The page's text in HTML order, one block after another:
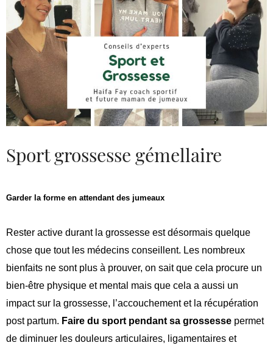
Sport grossesse gémellaire
Garder la forme en attendant des jumeaux
Rester active durant la grossesse est désormais quelque
chose que tout les médecins conseillent. Les nombreux
bienfaits ne sont plus à prouver, on sait que cela procure un
bien-être physique et mental mais que cela a aussi un
impact sur la grossesse, l’accouchement et la récupération
post partum. Faire du sport pendant sa grossesse permet
de diminuer les douleurs articulaires, ligamentaires et